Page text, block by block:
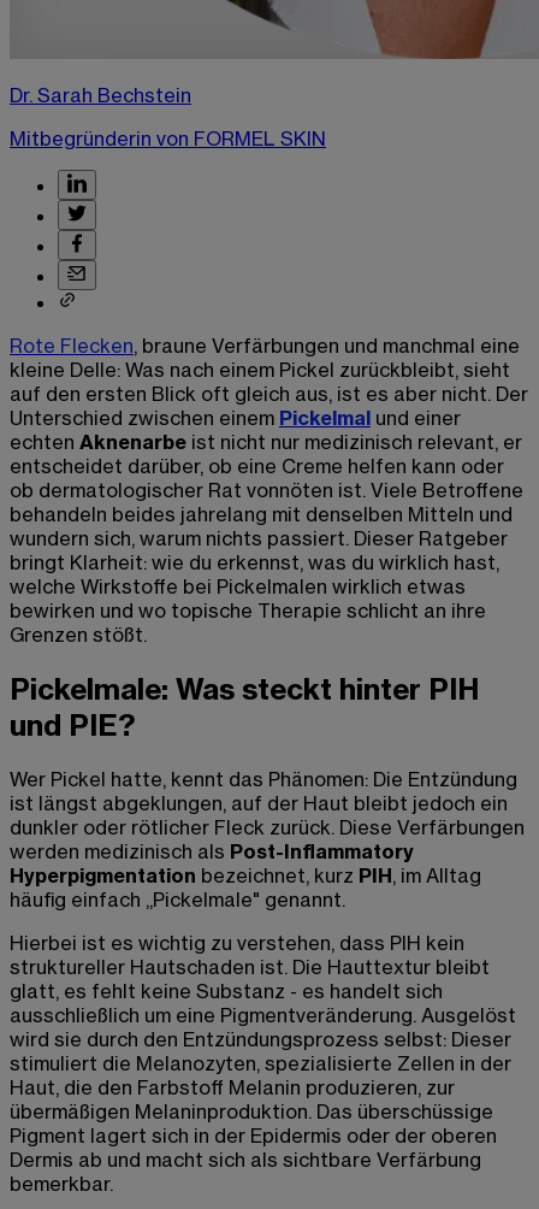
Dr. Sarah Bechstein
Mitbegründerin von FORMEL SKIN
Rote Flecken, braune Verfärbungen und manchmal eine
kleine Delle: Was nach einem Pickel zurückbleibt, sieht
auf den ersten Blick oft gleich aus, ist es aber nicht. Der
Unterschied zwischen einem Pickelmal und einer
echten Aknenarbe ist nicht nur medizinisch relevant, er
entscheidet darüber, ob eine Creme helfen kann oder
ob dermatologischer Rat vonnöten ist. Viele Betroffene
behandeln beides jahrelang mit denselben Mitteln und
wundern sich, warum nichts passiert. Dieser Ratgeber
bringt Klarheit: wie du erkennst, was du wirklich hast,
welche Wirkstoffe bei Pickelmalen wirklich etwas
bewirken und wo topische Therapie schlicht an ihre
Grenzen stößt.
Pickelmale: Was steckt hinter PIH
und PIE?
Wer Pickel hatte, kennt das Phänomen: Die Entzündung
ist längst abgeklungen, auf der Haut bleibt jedoch ein
dunkler oder rötlicher Fleck zurück. Diese Verfärbungen
werden medizinisch als Post-Inflammatory
Hyperpigmentation bezeichnet, kurz PIH, im Alltag
häufig einfach „Pickelmale" genannt.
Hierbei ist es wichtig zu verstehen, dass PIH kein
struktureller Hautschaden ist. Die Hauttextur bleibt
glatt, es fehlt keine Substanz - es handelt sich
ausschließlich um eine Pigmentveränderung. Ausgelöst
wird sie durch den Entzündungsprozess selbst: Dieser
stimuliert die Melanozyten, spezialisierte Zellen in der
Haut, die den Farbstoff Melanin produzieren, zur
übermäßigen Melaninproduktion. Das überschüssige
Pigment lagert sich in der Epidermis oder der oberen
Dermis ab und macht sich als sichtbare Verfärbung
bemerkbar.